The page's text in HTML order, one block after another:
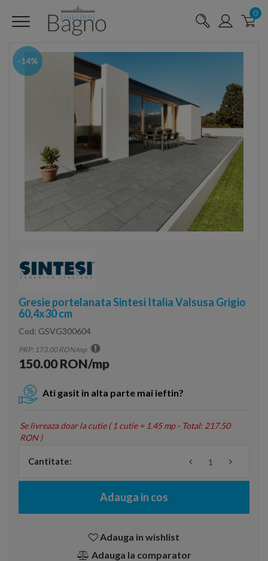
0
-14%
Gresie portelanata Sintesi Italia Valsusa Grigio
60,4x30 cm
Cod: GSVG300604
PRP: 173.00 RON/mp
150.00 RON/mp
Ati gasit in alta parte mai ieftin?
Se livreaza doar la cutie (1 cutie = 1.45 mp - Total: 217.50
RON )
Cantitate:
Adauga in cos
Adauga in wishlist
Adauga la comparator